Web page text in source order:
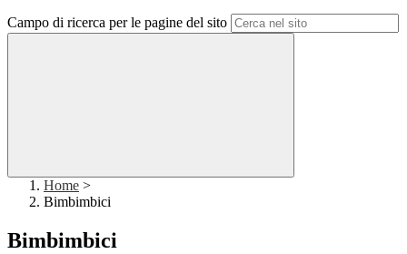
Campo di ricerca per le pagine del sito
Home >
Bimbimbici
Bimbimbici